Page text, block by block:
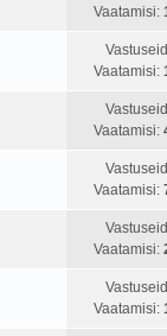
Vaatamisi:
Vaatamisi:
Vaatamisi:
Vaatamisi:
Vaatamisi:
Vaatamisi: